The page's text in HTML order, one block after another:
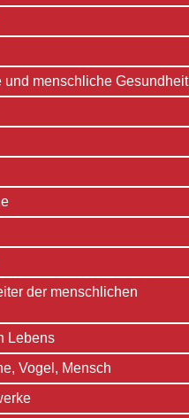
menschliche Gesundheit
der menschlichen
Lebens
Vogel, Mensch